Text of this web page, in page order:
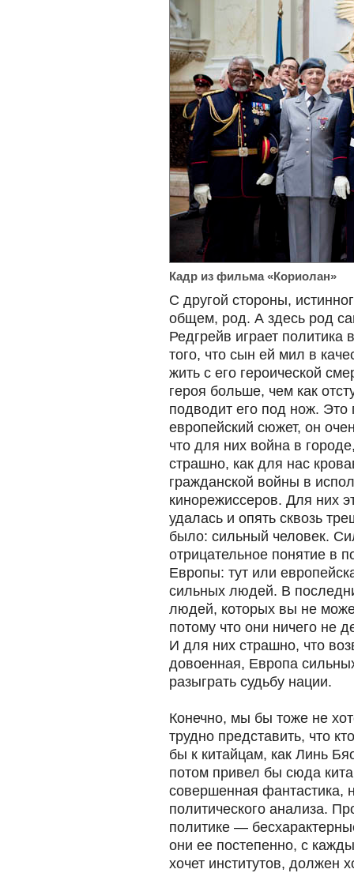
Кадр из фильма «Кориолан»
С другой стороны,
общем, род. А здесь род
Редгрейв играет
того, что сын ей мил в
жить с его героической
героя больше, чем как
подводит его под нож. Это
европейский сюжет, он
что для них война в
страшно, как для нас
гражданской войны в
кинорежиссеров. Для них
удалась и опять сквозь
было: сильный человек.
отрицательное понятие в
Европы: тут или
сильных людей. В
людей, которых вы не
потому что они ничего не
И для них страшно, что
довоенная, Европа
разыграть судьбу нации.
Конечно, мы бы тоже не
трудно представить, что
бы к китайцам, как Линь
потом привел бы сюда
совершенная фантастика,
политического анализа.
политике —
они ее постепенно, с
хочет институтов, должен